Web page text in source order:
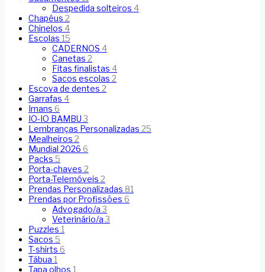
Despedida solteiros 4
Chapéus 2
Chinelos 4
Escolas 15
CADERNOS 4
Canetas 2
Fitas finalistas 4
Sacos escolas 2
Escova de dentes 2
Garrafas 4
Imans 6
IO-IO BAMBU3
Lembranças Personalizadas 25
Mealheiros 2
Mundial 2026 6
Packs 5
Porta-chaves 2
Porta-Telemóveis 2
Prendas Personalizadas 81
Prendas por Profissões 6
Advogado/a3
Veterinário/a3
Puzzles 1
Sacos 5
T-shirts 6
Tábua 1
Tapa olhos 1